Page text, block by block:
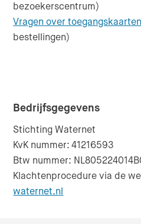
bezoekerscentrum)
Vragen over toegangskaarten
bestellingen)
Bedrijfsgegevens
Stichting Waternet
KvK nummer: 41216593
Btw nummer:
Klachtenprocedure via de
waternet.nl